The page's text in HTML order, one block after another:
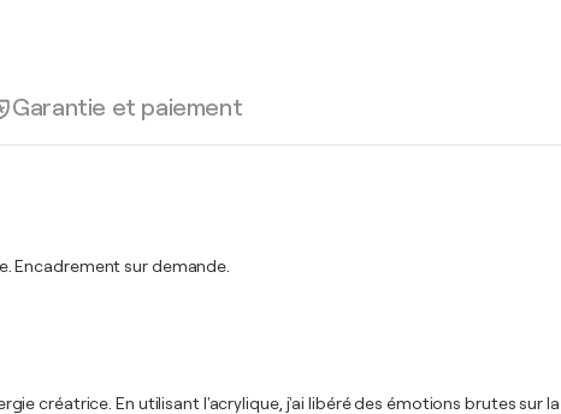
Garantie et paiement
Encadrement sur demande.
créatrice. En utilisant l'acrylique, j'ai libéré des émotions brutes